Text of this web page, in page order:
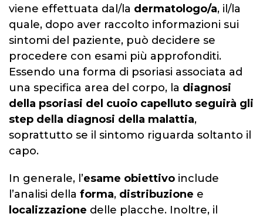
viene effettuata dal/la dermatologo/a, il/la
quale, dopo aver raccolto informazioni sui
sintomi del paziente, può decidere se
procedere con esami più approfonditi.
Essendo una forma di psoriasi associata ad
una specifica area del corpo, la diagnosi
della psoriasi del cuoio capelluto seguirà gli
step della diagnosi della malattia,
soprattutto se il sintomo riguarda soltanto il
capo.
In generale, l’esame obiettivo include
l’analisi della forma, distribuzione e
localizzazione delle placche. Inoltre, il